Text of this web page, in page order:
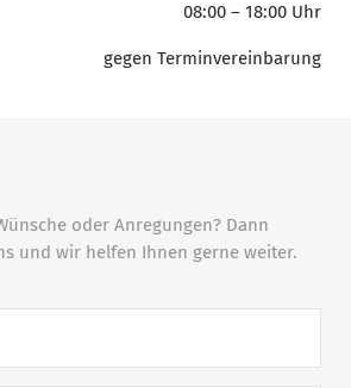
08:00 – 18:00 Uhr
gegen Terminvereinbarung
oder Anregungen? Dann
und wir helfen Ihnen gerne weiter.